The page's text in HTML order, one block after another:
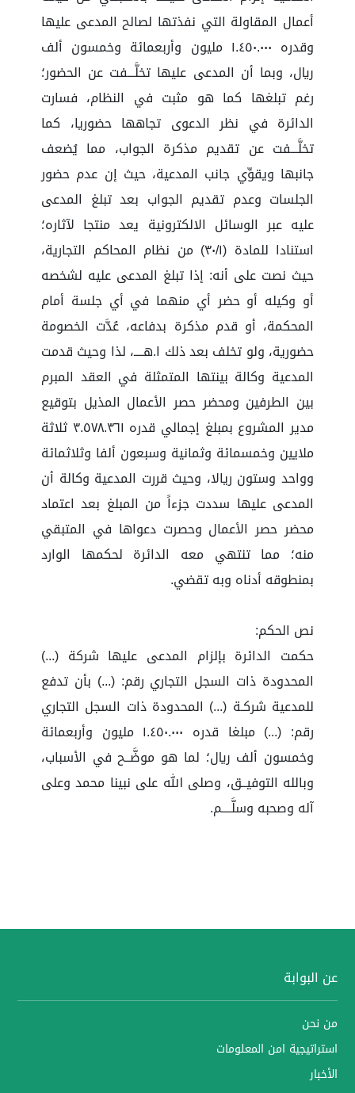
أعمال المقاولة التي نفذتها لصالح المدعى عليها
وقدره ١.٤٥٠.٠٠٠ مليون وأربعمائة وخمسون ألف
ريال، وبما أن المدعى عليها تخلَّـــفت عن الحضور؛
رغم تبلغها كما هو مثبت في النظام، فسارت
الدائرة في نظر الدعوى تجاهها حضوريا، كما
تخلَّـــفت عن تقديم مذكرة الجواب، مما يُضعف
جانبها ويقوِّي جانب المدعية، حيث إن عدم حضور
الجلسات وعدم تقديم الجواب بعد تبلغ المدعى
عليه عبر الوسائل الالكترونية يعد منتجا لآثاره؛
استنادا للمادة (٣٠/١) من نظام المحاكم التجارية،
حيث نصت على أنه: إذا تبلغ المدعى عليه لشخصه
أو وكيله أو حضر أي منهما في أي جلسة أمام
المحكمة، أو قدم مذكرة بدفاعه، عُدَّت الخصومة
حضورية، ولو تخلف بعد ذلك ا.هــــ، لذا وحيث قدمت
المدعية وكالة بينتها المتمثلة في العقد المبرم
بين الطرفين ومحضر حصر الأعمال المذيل بتوقيع
مدير المشروع بمبلغ إجمالي قدره ٣.٥٧٨.٣٦١ ثلاثة
ملايين وخمسمائة وثمانية وسبعون ألفا وثلاثمائة
وواحد وستون ريالا، وحيث قررت المدعية وكالة أن
المدعى عليها سددت جزءاً من المبلغ بعد اعتماد
محضر حصر الأعمال وحصرت دعواها في المتبقي
منه؛ مما تنتهي معه الدائرة لحكمها الوارد
بمنطوقه أدناه وبه تقضي.
نص الحكم:
حكمت الدائرة بإلزام المدعى عليها شركة (...)
المحدودة ذات السجل التجاري رقم: (...) بأن تدفع
للمدعية شركـة (...) المحدودة ذات السجل التجاري
رقم: (...) مبلغا قدره ١.٤٥٠.٠٠٠ مليون وأربعمائة
وخمسون ألف ريال؛ لما هو موضَّــح في الأسباب،
وبالله التوفيــق، وصلى الله على نبينا محمد وعلى
آله وصحبه وسلَّــــم.
عن البوابة
من نحن
استراتيجية امن المعلومات
الأخبار